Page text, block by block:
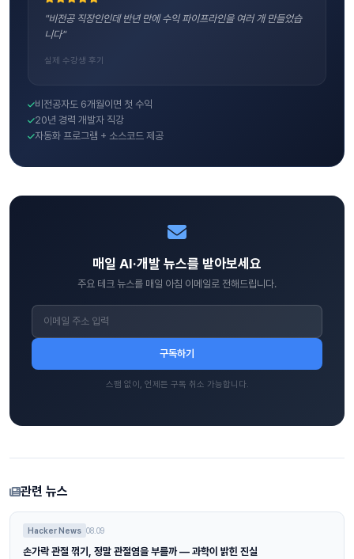
"비전공 직장인인데 반년 만에 수익 파이프라인을 여러 개 만들었습
니다"
실제 수강생 후기
비전공자도 6개월이면 첫 수익
20년 경력 개발자 직강
자동화 프로그램 + 소스코드 제공
매일 AI·개발 뉴스를 받아보세요
주요 테크 뉴스를 매일 아침 이메일로 전해드립니다.
구독하기
스팸 없이, 언제든 구독 취소 가능합니다.
관련 뉴스
Hacker News 08.09
손가락 관절 꺾기, 정말 관절염을 부를까 — 과학이 밝힌 진실